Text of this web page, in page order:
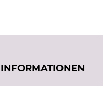
INFORMATIONEN